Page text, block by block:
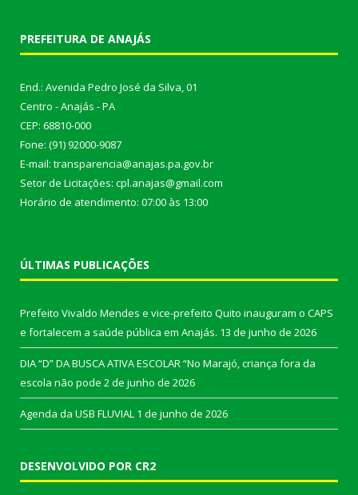
PREFEITURA DE ANAJÁS
End.: Avenida Pedro José da Silva, 01
Centro - Anajás - PA
CEP: 68810-000
Fone: (91) 92000-9087
E-mail: transparencia@anajas.pa.gov.br
Setor de Licitações: cpl.anajas@gmail.com
Horário de atendimento: 07:00 às 13:00
ÚLTIMAS PUBLICAÇÕES
Prefeito Vivaldo Mendes e vice-prefeito Quito inauguram o CAPS
e fortalecem a saúde pública em Anajás. 13 de junho de 2026
DIA “D” DA BUSCA ATIVA ESCOLAR “No Marajó, criança fora da
escola não pode 2 de junho de 2026
Agenda da USB FLUVIAL 1 de junho de 2026
DESENVOLVIDO POR CR2